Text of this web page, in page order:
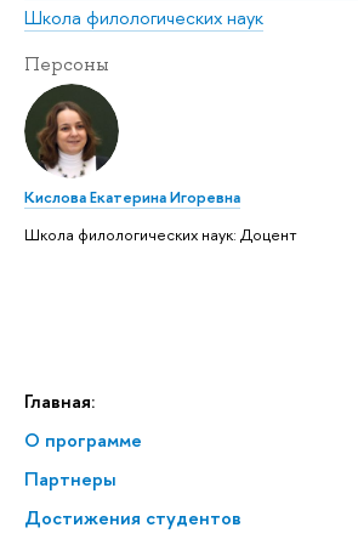
Главная:
О программе
Партнеры
Достижения студентов
Школа филологических наук
Персоны
Кислова Екатерина Игоревна
Школа филологических наук: Доцент